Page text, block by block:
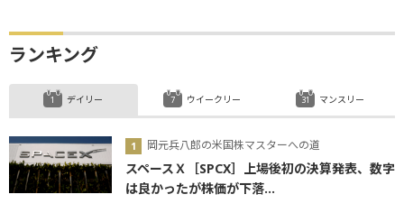
ランキング
デイリー
岡元兵八郎の米国株マスターへの道
スペースＸ［SPCX］上場後初の決算発表、数字
は良かったが株価が下落...
ウイークリー マンスリー